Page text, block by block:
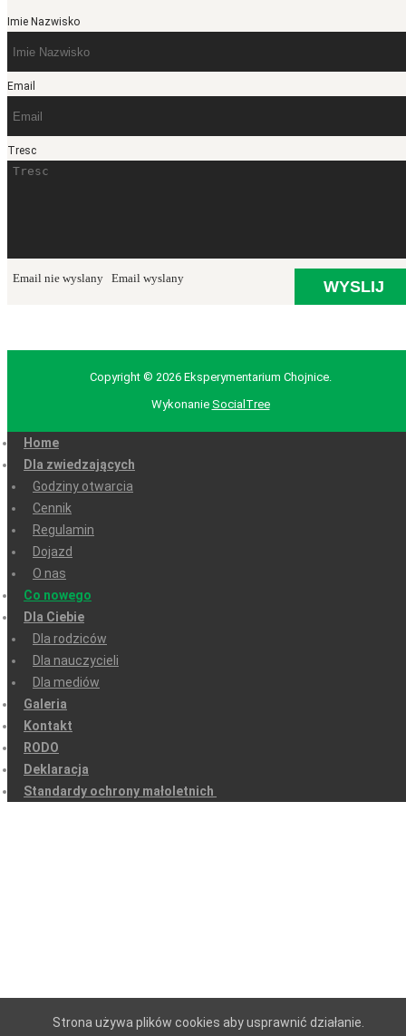
Imie Nazwisko
Email
Tresc
Email nie wyslany Email wyslany
Copyright © 2026 Eksperymentarium Chojnice.
Wykonanie SocialTree
Home
Dla zwiedzających
Godziny otwarcia
Cennik
Regulamin
Dojazd
O nas
Co nowego
Dla Ciebie
Dla rodziców
Dla nauczycieli
Dla mediów
Galeria
Kontakt
RODO
Deklaracja
Standardy ochrony małoletnich
Strona używa plików cookies aby usprawnić działanie.